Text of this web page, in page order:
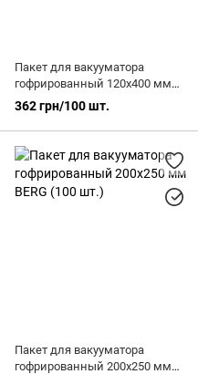
Пакет для вакууматора
гофрированный 120х400 мм
BERG (100 шт.)
362 грн/100 шт.
Пакет для вакууматора
гофрированный 200х250 мм